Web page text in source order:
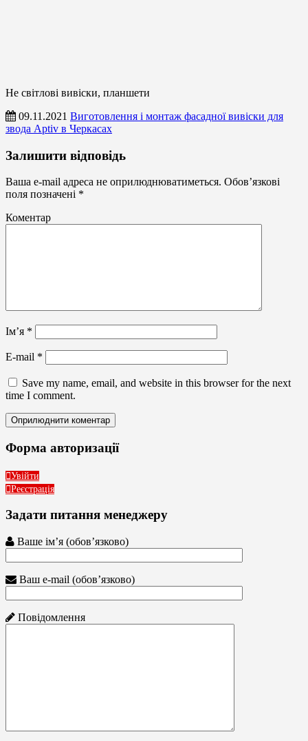
Не світлові вивіски, планшети
09.11.2021 Виготовлення і монтаж фасадної вивіски для
звода Aptiv в Черкасах
Не
вивіски,
планшети
Залишити відповідь
Ваша e-mail адреса не оприлюднюватиметься. Обов’язкові
поля позначені *
Коментар
Ім’я *
E-mail *
Save my name, email, and website in this browser for the next
time I comment.
Форма авторизації
Увійти
Реєстрація
Задати питання менеджеру
Ваше ім’я (обов’язково)
Ваш e-mail (обов’язково)
Повідомлення